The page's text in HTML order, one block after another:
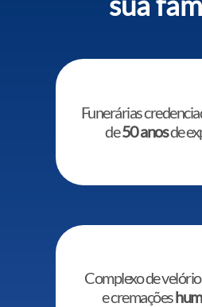
Funerárias
de50 anosde
Complexo de
e cremações